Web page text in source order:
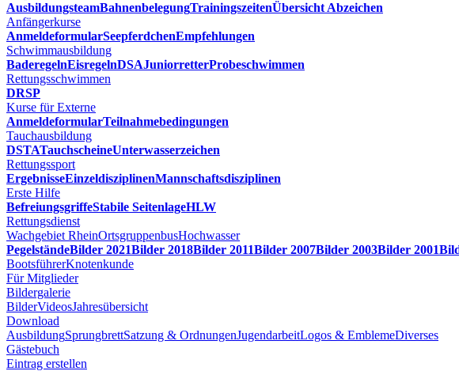
AusbildungsteamBahnenbelegungTrainingszeitenÜbersicht Abzeichen
Anfängerkurse
AnmeldeformularSeepferdchenEmpfehlungen
Schwimmausbildung
BaderegelnEisregelnDSAJuniorretterProbeschwimmen
Rettungsschwimmen
DRSP
Kurse für Externe
AnmeldeformularTeilnahmebedingungen
Tauchausbildung
DSTATauchscheineUnterwasserzeichen
Rettungssport
ErgebnisseEinzeldisziplinenMannschaftsdisziplinen
Erste Hilfe
BefreiungsgriffeStabile SeitenlageHLW
Rettungsdienst
Wachgebiet RheinOrtsgruppenbusHochwasser
PegelständeBilder 2021Bilder 2018Bilder 2011Bilder 2007Bilder 2003Bilder 2001
BootsführerKnotenkunde
Für Mitglieder
Bildergalerie
BilderVideosJahresübersicht
Download
AusbildungSprungbrettSatzung & OrdnungenJugendarbeitLogos & EmblemeDiverses
Gästebuch
Eintrag erstellen